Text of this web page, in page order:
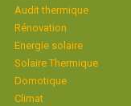
Audit thermique
Rénovation
Energie solaire
Solaire Thermique
Domotique
Climat